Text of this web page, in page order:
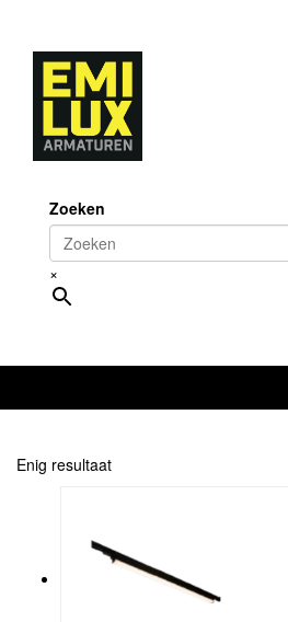
content
Zoeken
×
Enig resultaat